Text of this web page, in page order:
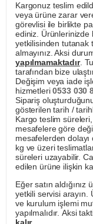
Kargonuz teslim
veya ürüne zarar
görevlisi ile birlikte
ediniz.
yetkilisinden tutanak
almayınız. Aksi
yapılmamaktadır.
tarafından bize
Değişim veya iade
hizmetleri0533 030
Sipariş
gösterilen tarih /
Kargo teslim
mesafelere göre
mesafelerden
kg ve üzeri
süreleri uzayabilir.
edilen ürüne ilişkin
Eğer satın
yetkili servisi arayın.
ve kurulum işlemi
yapılmalıdır. Aksi